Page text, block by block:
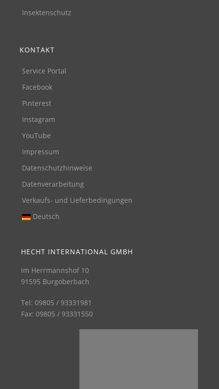
Insektenschutz
KONTAKT
Service Portal
Facebook
Pinterest
Instagram
YouTube
Impressum
Datenschutzhinweise
Datenverarbeitung
Verkaufs- und Lieferbedingungen
Deutsch
HECHT INTERNATIONAL GMBH
Im Herrmannshof 10
91595 Burgoberbach
Tel: 09805 / 93331981
Fax: 09805 / 93331550